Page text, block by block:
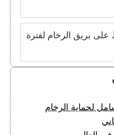
بريق الرخام لفترة
لحماية الرخام